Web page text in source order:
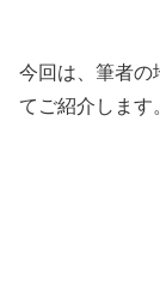
今回は、筆者の
てご紹介します